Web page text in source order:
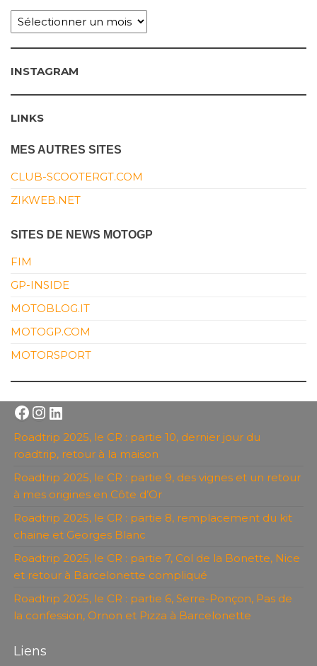
ARCHIVES
INSTAGRAM
LINKS
MES AUTRES SITES
CLUB-SCOOTERGT.COM
ZIKWEB.NET
SITES DE NEWS MOTOGP
FIM
GP-INSIDE
MOTOBLOG.IT
MOTOGP.COM
MOTORSPORT
Facebook
Instagram
LinkedIn
Roadtrip 2025, le CR : partie 10, dernier jour du
roadtrip, retour à la maison
Roadtrip 2025, le CR : partie 9, des vignes et un retour
à mes origines en Côte d’Or
Roadtrip 2025, le CR : partie 8, remplacement du kit
chaine et Georges Blanc
Roadtrip 2025, le CR : partie 7, Col de la Bonette, Nice
et retour à Barcelonette compliqué
Roadtrip 2025, le CR : partie 6, Serre-Ponçon, Pas de
la confession, Ornon et Pizza à Barcelonette
Liens